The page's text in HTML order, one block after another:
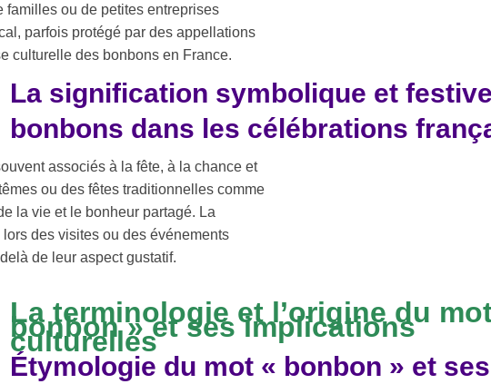
ou de petites entreprises
parfois protégé par des appellations
culturelle des bonbons en France.
La signification symbolique et
bonbons dans les célébrations
associés à la fête, à la chance et
ou des fêtes traditionnelles comme
la vie et le bonheur partagé. La
des visites ou des événements
de leur aspect gustatif.
La terminologie et l’origine du
bonbon » et ses implications
culturelles
Étymologie du mot « bonbon » et ses